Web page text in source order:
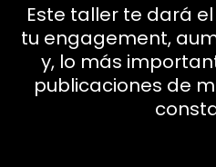
Este taller te dará
tu engagement,
y, lo más
publicaciones de